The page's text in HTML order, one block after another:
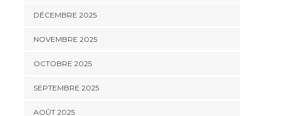
DÉCEMBRE 2025
NOVEMBRE 2025
OCTOBRE 2025
SEPTEMBRE 2025
AOÛT 2025